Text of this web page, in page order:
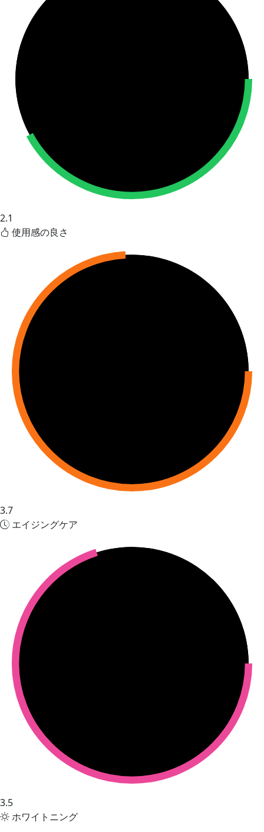
2.1
使用感の良さ
3.7
エイジングケア
3.5
ホワイトニング